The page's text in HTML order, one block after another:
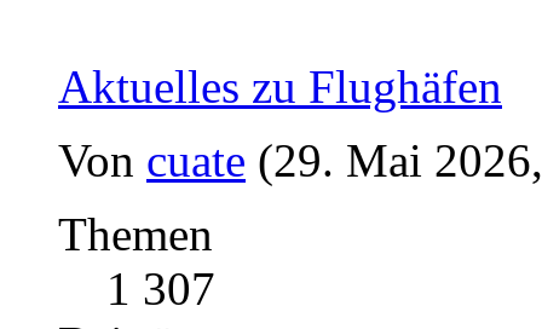
Aktuelles zu Flughäfen
Von cuate (29. Mai
Themen
1 307